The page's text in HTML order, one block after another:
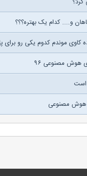
و.... کدام یک بهتره؟؟؟
کاوی موندم کدوم یکی رو برای
هوش مصنوعی ۹۶
است
هوش مصنوعی